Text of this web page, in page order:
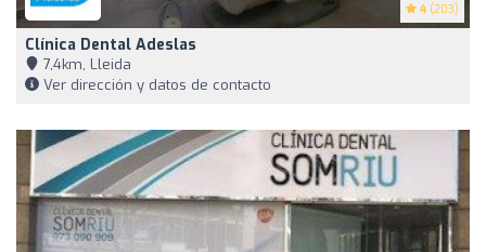
4 (203)
Clínica Dental Adeslas
7,4km, Lleida
Ver dirección y datos de contacto